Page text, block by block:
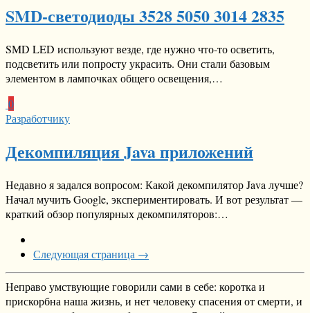
SMD-светодиоды 3528 5050 3014 2835
SMD LED используют везде, где нужно что-то осветить,
подсветить или попросту украсить. Они стали базовым
элементом в лампочках общего освещения,…
0
Разработчику
Декомпиляция Java приложений
Недавно я задался вопросом: Какой декомпилятор Java лучше?
Начал мучить Google, экспериментировать. И вот результат —
краткий обзор популярных декомпиляторов:…
Следующая страница →
Неправо умствующие говорили сами в себе: коротка и
прискорбна наша жизнь, и нет человеку спасения от смерти, и